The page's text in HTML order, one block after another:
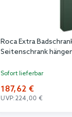
Roca Extra
Seitenschrank
Sofort lieferbar
187,62 €
UVP: 224,00 €